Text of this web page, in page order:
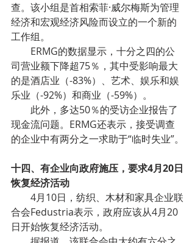
查。该小组是首相索菲·威尔梅斯为管理
经济和宏观经济风险而设立的一个新的
工作组。
ERMG的数据显示，十分之四的公
司营业额下降超75％，其中受影响最大
的是酒店业（-83%）、艺术、娱乐和娱
乐业（-92%）和商业（-59%）。
此外，多达50％的受访企业报告了
现金流问题。ERMG还表示，接受调查
的企业中有两分之一求助于“临时失业”。
十四、有企业向政府施压，要求4月20日
恢复经济活动
4月10日，纺织、木材和家具企业联
合会Fedustria表示，政府应该从4月20
日开始恢复经济活动。